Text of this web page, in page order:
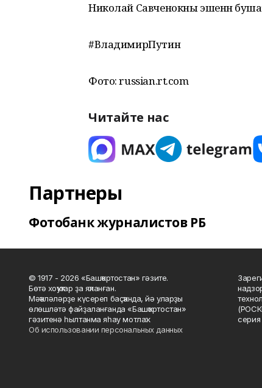
Николай Савченокны эшенән
#ВладимирПутин
Фото: russian.rt.com
Читайте нас
Партнеры
Фотобанк журналистов РБ
© 1917 - 2026 «Башҡортостан» гәзите.
Бөтә хоҡуҡтар ҙа яҡланған.
Мәҡәләләрҙе күсереп баҫҡанда, йә уларҙы
өлөшләтә файҙаланғанда «Башҡортостан»
гәзитенә һылтанма яһау мотлаҡ.
Об использовании персональных данных
серия